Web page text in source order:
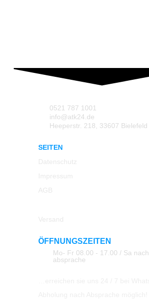
0521 787 1001
info@atk24.de
Heeperstr. 218, 33607 Bielefeld
SEITEN
Datenschutz
Impressum
AGB
Versand
ÖFFNUNGSZEITEN
Mo- Fr 08.00 - 17.00 / Sa nach
absprache